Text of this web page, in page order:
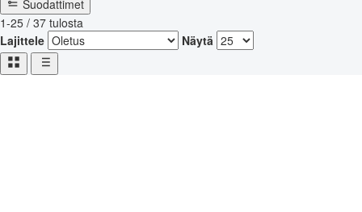
Suodattimet
1-25 / 37 tulosta
Lajittele
Näytä